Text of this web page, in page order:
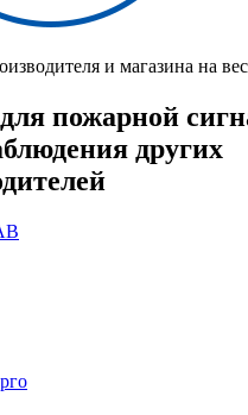
и магазина на
пожарной
других